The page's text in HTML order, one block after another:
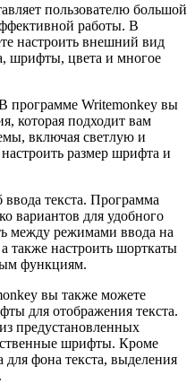
пользователю большой
работы. В
настроить внешний вид
шрифты, цвета и многое
программе Writemonkey вы
которая подходит вам
включая светлую и
размер шрифта и
текста. Программа
вариантов для удобного
между режимами ввода на
также настроить шорткаты
функциям.
вы также можете
для отображения текста.
предустановленных
шрифты. Кроме
для фона текста, выделения